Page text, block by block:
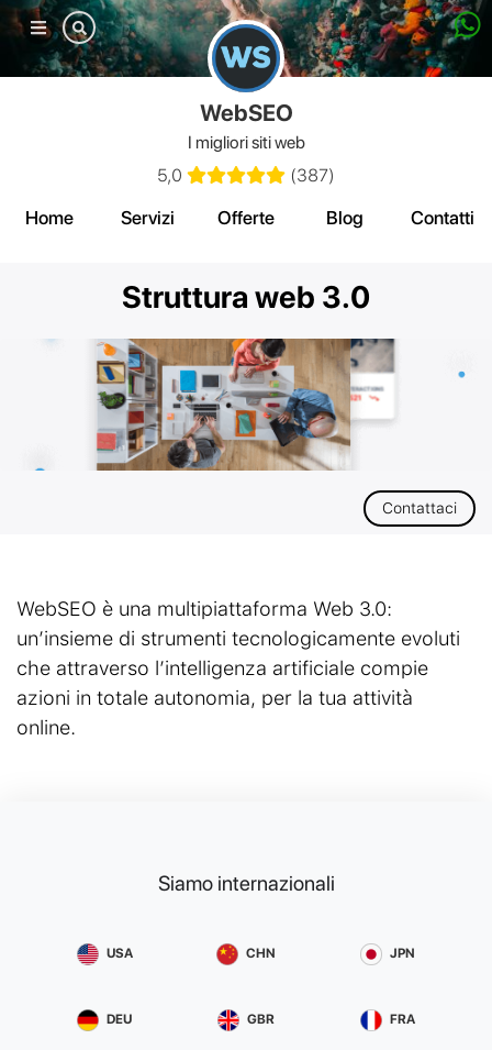
Mobile
menu
WebSEO
I migliori siti web
5,0
(387)
Home Servizi Offerte Blog Contatti
Struttura web 3.0
Contattaci
WebSEO è una multipiattaforma Web 3.0:
un’insieme di strumenti tecnologicamente evoluti
che attraverso l’intelligenza artificiale compie
azioni in totale autonomia, per la tua attività
online.
Siamo internazionali
USA CHN JPN
DEU GBR FRA